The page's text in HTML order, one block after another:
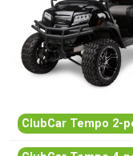
ClubCar Tempo 2-